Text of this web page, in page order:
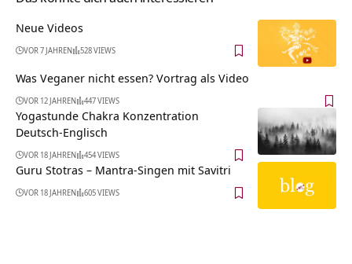
Neue Videos
VOR 7 JAHREN 528 VIEWS
Was Veganer nicht essen? Vortrag als Video
VOR 12 JAHREN 447 VIEWS
Yogastunde Chakra Konzentration
Deutsch-Englisch
VOR 18 JAHREN 454 VIEWS
Guru Stotras – Mantra-Singen mit Savitri
VOR 18 JAHREN 605 VIEWS